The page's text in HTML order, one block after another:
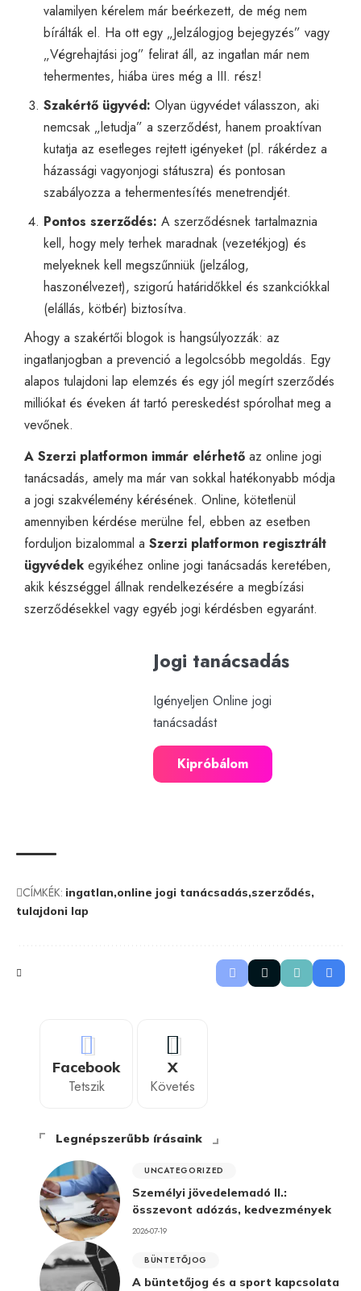
valamilyen kérelem már beérkezett, de még nem
bírálták el. Ha ott egy „Jelzálogjog bejegyzés” vagy
„Végrehajtási jog” felirat áll, az ingatlan már nem
tehermentes, hiába üres még a III. rész!
Szakértő ügyvéd: Olyan ügyvédet válasszon, aki
nemcsak „letudja” a szerződést, hanem proaktívan
kutatja az esetleges rejtett igényeket (pl. rákérdez a
házassági vagyonjogi státuszra) és pontosan
szabályozza a tehermentesítés menetrendjét.
Pontos szerződés: A szerződésnek tartalmaznia
kell, hogy mely terhek maradnak (vezetékjog) és
melyeknek kell megszűnniük (jelzálog,
haszonélvezet), szigorú határidőkkel és szankciókkal
(elállás, kötbér) biztosítva.
Ahogy a szakértői blogok is hangsúlyozzák: az
ingatlanjogban a prevenció a legolcsóbb megoldás. Egy
alapos tulajdoni lap elemzés és egy jól megírt szerződés
milliókat és éveken át tartó pereskedést spórolhat meg a
vevőnek.
A Szerzi platformon immár elérhető az online jogi
tanácsadás, amely ma már van sokkal hatékonyabb módja
a jogi szakvélemény kérésének. Online, kötetlenül
amennyiben kérdése merülne fel, ebben az esetben
forduljon bizalommal a Szerzi platformon regisztrált
ügyvédek egyikéhez online jogi tanácsadás keretében,
akik készséggel állnak rendelkezésére a megbízási
szerződésekkel vagy egyéb jogi kérdésben egyaránt.
Jogi tanácsadás
Igényeljen Online jogi
tanácsadást
Kipróbálom
CÍMKÉK: ingatlan online jogi tanácsadás szerződés
tulajdoni lap
Facebook
Tetszik
X
Követés
Legnépszerűbb írásaink
UNCATEGORIZED
Személyi jövedelemadó II.:
összevont adózás, kedvezmények
2026-07-19
BÜNTETŐJOG
A büntetőjog és a sport kapcsolata